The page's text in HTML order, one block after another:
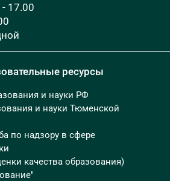
17.00
ресурсы
и науки РФ
и науки Тюменской
по надзору в сфере
качества образования)